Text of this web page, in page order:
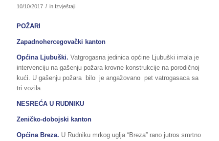
10/10/2017 / in Izvještaji
POŽARI
Zapadnohercegovački kanton
Općina Ljubuški. Vatgrogasna jedinica općine Ljubuški imala je
intervenciju na gašenju požara krovne konstrukcije na porodičnoj
kući. U gašenju požara bilo je angažovano pet vatrogasaca sa
tri vozila.
NESREĆA U RUDNIKU
Zeničko-dobojski kanton
Općina Breza. U Rudniku mrkog uglja “Breza” rano jutros smrtno